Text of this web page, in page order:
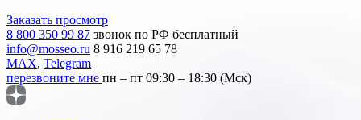
Заказать просмотр
8 800 350 99 87 звонок по РФ бесплатный
info@mosseo.ru 8 916 219 65 78
MAX, Telegram
перезвоните мне пн – пт 09:30 – 18:30 (Мск)